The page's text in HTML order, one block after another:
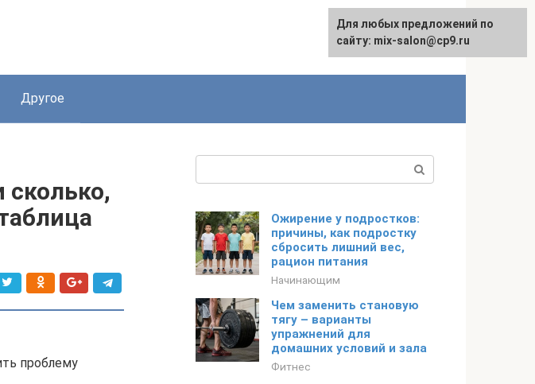
Другое
сколько,
проблему
Ожирение у подростков:
причины, как подростку
сбросить лишний вес,
рацион питания
Начинающим
Чем заменить становую
тягу – варианты
упражнений для
домашних условий и зала
Фитнес
Для любых предложений по
сайту: mix-salon@cp9.ru